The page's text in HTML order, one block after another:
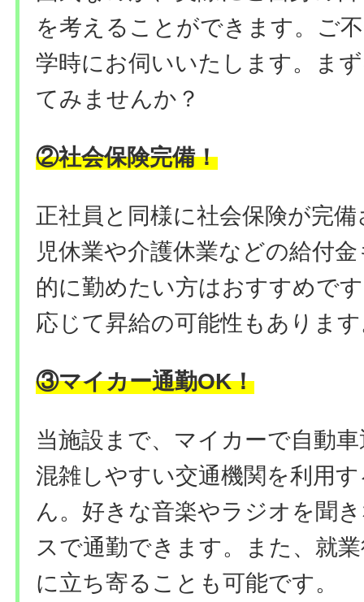
を考えることができます。ご
学時にお伺いいたします。ま
てみませんか？
②社会保険完備！
正社員と同様に社会保険が完
児休業や介護休業などの給付
的に勤めたい方はおすすめで
応じて昇給の可能性もありま
③マイカー通勤OK！
当施設まで、マイカーで自動
混雑しやすい交通機関を利用
ん。好きな音楽やラジオを聞
スで通勤できます。また、就
に立ち寄ることも可能です。